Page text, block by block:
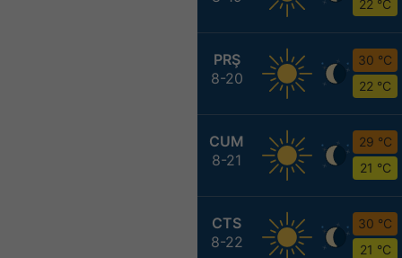
22 °C
PRŞ
8-20
30 °C
22 °C
CUM
8-21
29 °C
21 °C
CTS
8-22
30 °C
21 °C